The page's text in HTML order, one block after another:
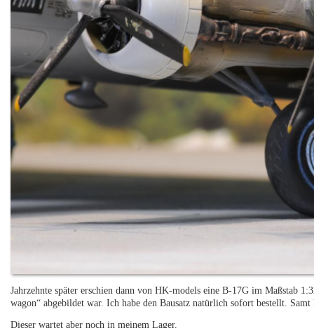
Jahrzehnte später erschien dann von HK-models eine B-17G im Maßstab
wagon“ abgebildet war. Ich habe den Bausatz natürlich sofort bestellt.
Dieser wartet aber noch in meinem Lager.